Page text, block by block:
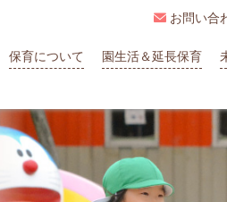
保育について 園生活＆延長保育
 お問い合